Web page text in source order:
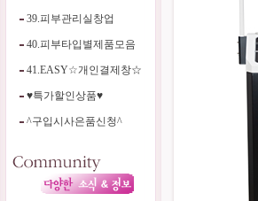
39.피부관리실창업
40.피부타입별제품모음
41.EASY☆개인결제창☆
♥특가할인상품♥
^구입시사은품신청^